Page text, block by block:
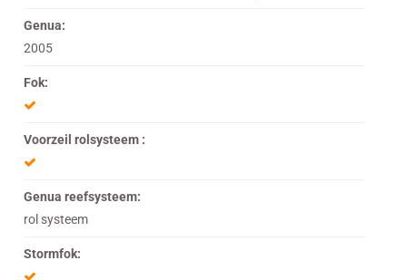
Genua:
2005
Fok:
Voorzeil rolsysteem :
Genua reefsysteem:
rol systeem
Stormfok: